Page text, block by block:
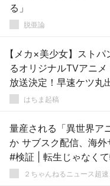
る」
脱亜論
【メカ×美少女】スト
るオリジナルTVアニ
放送決定！早速ケツ丸
はちま起稿
量産される「異世界ア
か サブスク配信、海
#検証 | 転生じゃ
２ちゃんねるニュース超速